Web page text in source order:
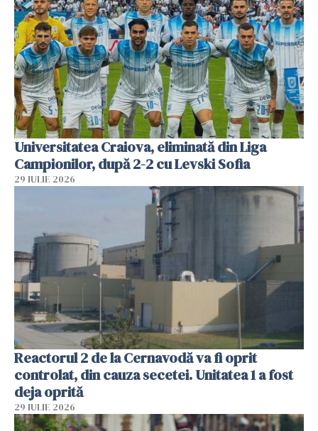
Universitatea Craiova, eliminată din Liga
Campionilor, după 2-2 cu Levski Sofia
29 IULIE 2026
Reactorul 2 de la Cernavodă va fi oprit
controlat, din cauza secetei. Unitatea 1 a fost
deja oprită
29 IULIE 2026